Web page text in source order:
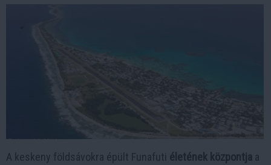
A keskeny földsávokra épült Funafuti életének központja a